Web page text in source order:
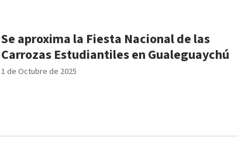
1 de Octubre de 2025
Se aproxima la Fiesta Nacional de las
Carrozas Estudiantiles en Gualeguaychú